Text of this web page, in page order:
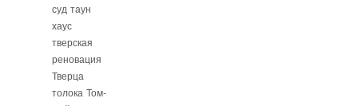
суд таун
хаус
тверская
реновация
Тверца
толока Том-